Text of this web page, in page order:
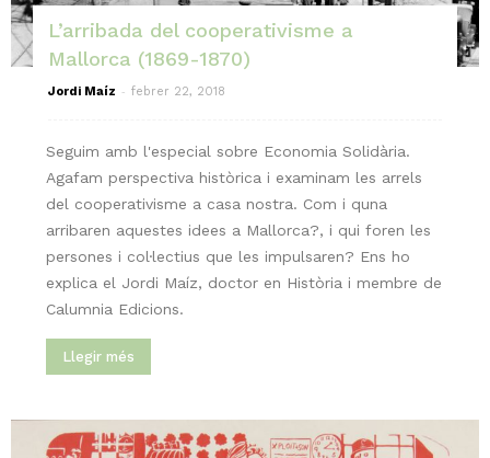
L’arribada del cooperativisme a
Mallorca (1869-1870)
Jordi Maíz - febrer 22, 2018
Seguim amb l'especial sobre Economia Solidària.
Agafam perspectiva històrica i examinam les arrels
del cooperativisme a casa nostra. Com i quna
arribaren aquestes idees a Mallorca?, i qui foren les
persones i col·lectius que les impulsaren? Ens ho
explica el Jordi Maíz, doctor en Història i membre de
Calumnia Edicions​.
Llegir més